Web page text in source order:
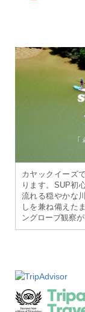
カヤックイーズ
ります。SUP初
流れる穏やかな
しを兼ね備えた
ングローブ観察